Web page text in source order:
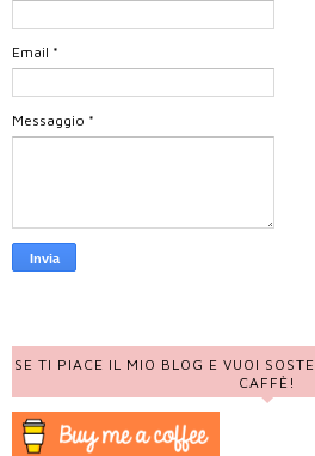
Email *
Messaggio *
SE TI PIACE IL MIO BLOG E VUOI
CAFFÈ!